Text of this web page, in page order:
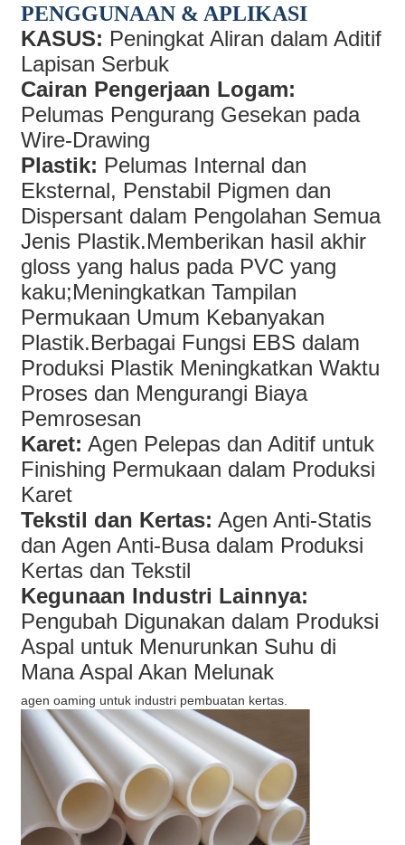
PENGGUNAAN & APLIKASI
KASUS: Peningkat Aliran dalam Aditif
Lapisan Serbuk
Cairan Pengerjaan Logam:
Pelumas Pengurang Gesekan pada
Wire-Drawing
Plastik: Pelumas Internal dan
Eksternal, Penstabil Pigmen dan
Dispersant dalam Pengolahan Semua
Jenis Plastik.Memberikan hasil akhir
gloss yang halus pada PVC yang
kaku;Meningkatkan Tampilan
Permukaan Umum Kebanyakan
Plastik.Berbagai Fungsi EBS dalam
Produksi Plastik Meningkatkan Waktu
Proses dan Mengurangi Biaya
Pemrosesan
Karet: Agen Pelepas dan Aditif untuk
Finishing Permukaan dalam Produksi
Karet
Tekstil dan Kertas: Agen Anti-Statis
dan Agen Anti-Busa dalam Produksi
Kertas dan Tekstil
Kegunaan Industri Lainnya:
Pengubah Digunakan dalam Produksi
Aspal untuk Menurunkan Suhu di
Mana Aspal Akan Melunak
agen oaming untuk industri pembuatan kertas.